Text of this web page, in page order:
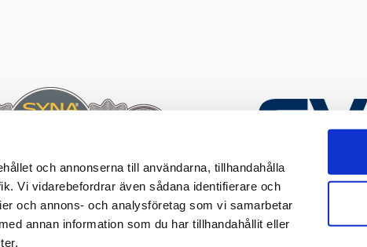
och annonserna till användarna, tillhandahålla
Vi vidarebefordrar även sådana identifierare och
och annons- och analysföretag som vi samarbetar
annan information som du har tillhandahållit eller